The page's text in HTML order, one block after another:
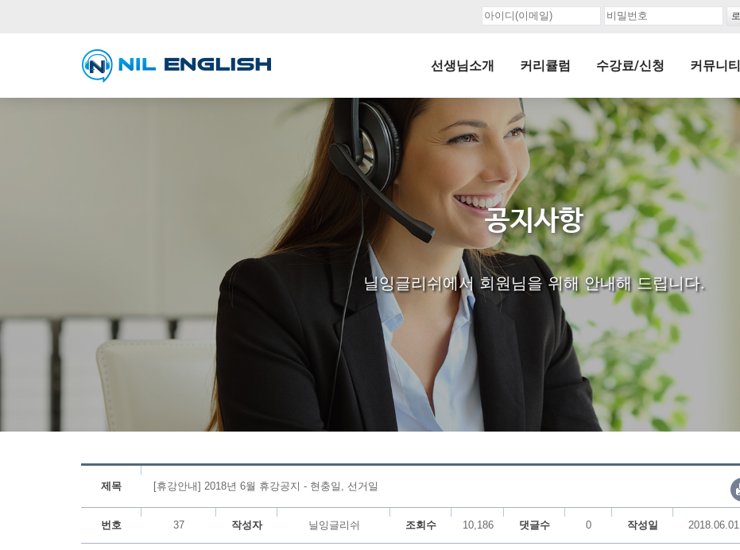
선생님소개 커리큘럼 수강료/신청 커뮤니티
공지사항
닐잉글리쉬에서 회원님을 위해 안내해 드립니다.
제목 [휴강안내] 2018년 6월 휴강공지 - 현충일, 선거일
번호 37 작성자 닐잉글리쉬 조회수 10,186 댓글수 0 작성일 2018.06.01